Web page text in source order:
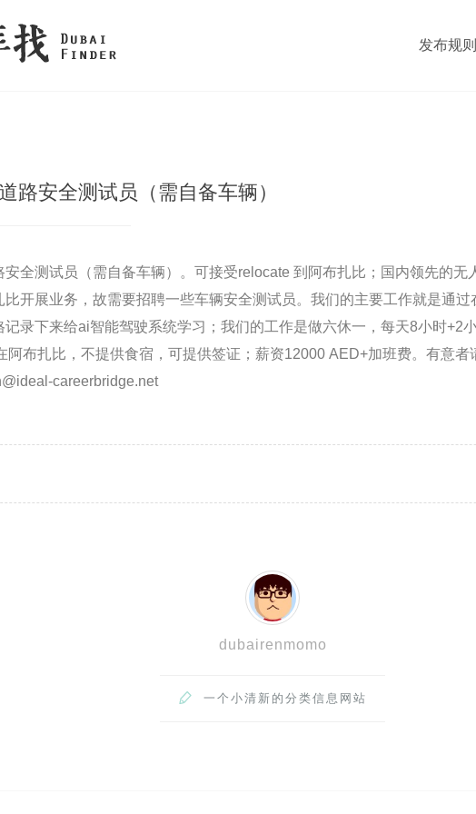
发布规则
路安全测试员（需自备车辆）
安全测试员（需自备车辆）。可接受relocate 到阿布扎比；国内领先的无
比开展业务，故需要招聘一些车辆安全测试员。我们的主要工作就是通过
记录下来给ai智能驾驶系统学习；我们的工作是做六休一，每天8小时+2
阿布扎比，不提供食宿，可提供签证；薪资12000 AED+加班费。有意者
careerbridge.net
dubairenmomo
 一个小清新的分类信息网站